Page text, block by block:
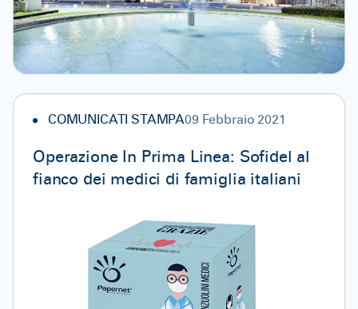
COMUNICATI STAMPA09 Febbraio 2021
Operazione In Prima Linea: Sofidel al
fianco dei medici di famiglia italiani